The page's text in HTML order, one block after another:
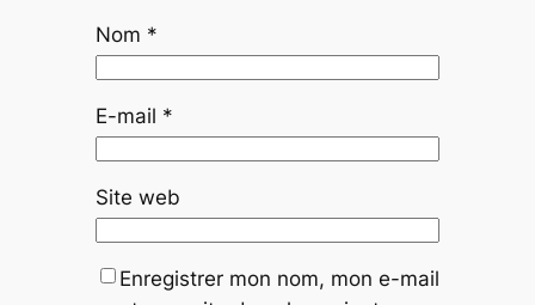
Nom *
E-mail *
Site web
Enregistrer mon nom, mon e-mail